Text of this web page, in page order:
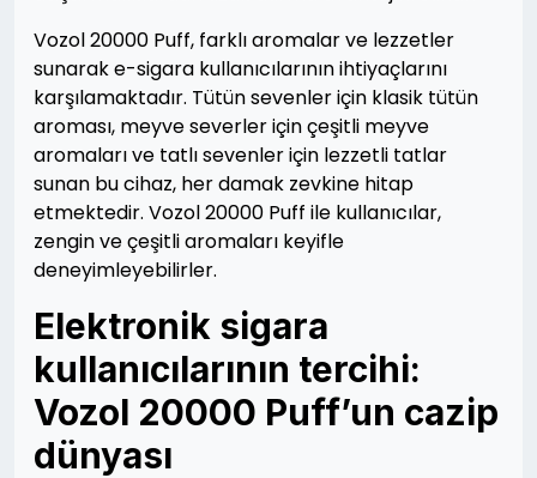
Vozol 20000 Puff, farklı aromalar ve lezzetler
sunarak e-sigara kullanıcılarının ihtiyaçlarını
karşılamaktadır. Tütün sevenler için klasik tütün
aroması, meyve severler için çeşitli meyve
aromaları ve tatlı sevenler için lezzetli tatlar
sunan bu cihaz, her damak zevkine hitap
etmektedir. Vozol 20000 Puff ile kullanıcılar,
zengin ve çeşitli aromaları keyifle
deneyimleyebilirler.
Elektronik sigara
kullanıcılarının tercihi:
Vozol 20000 Puff’un cazip
dünyası